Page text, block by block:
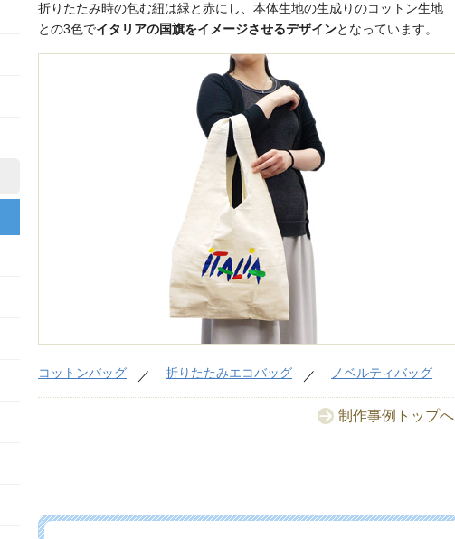
折りたたみ時の包む紐は緑と赤にし、本体生地の生成りのコットン生地
との3色でイタリアの国旗をイメージさせるデザインとなっています。
コットンバッグ 折りたたみエコバッグ ノベルティバッグ
制作事例トップへ